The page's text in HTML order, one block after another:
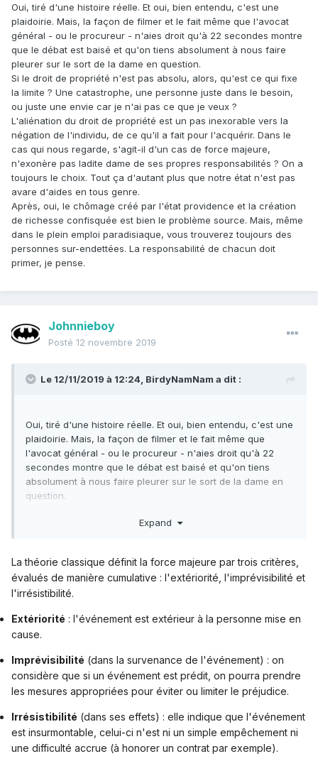
reconnu dans ces circonstances). Mais je ne vois pas en
quoi la morale de l'histoire serait donnée par un avocat qui
est forcément partial car il se doit de défendre sa cliente.
Toujours est-il que cela ne veut pas dire que le droit de
propriété n'existe pas. Simplement qu'il n'est pas absolu. Je
peux très bien enfoncer la porte de ta maison si une
catastrophe naturelle imprévue m'oblige à trouver un
refuge.
Oui, tiré d'une histoire réelle. Et oui, bien entendu, c'est une
plaidoirie. Mais, la façon de filmer et le fait même que l'avocat
général - ou le procureur - n'aies droit qu'à 22 secondes montre
que le débat est baisé et qu'on tiens absolument à nous faire
pleurer sur le sort de la dame en question.
Si le droit de propriété n'est pas absolu, alors, qu'est ce qui fixe
la limite ? Une catastrophe, une personne juste dans le besoin,
ou juste une envie car je n'ai pas ce que je veux ?
L'aliénation du droit de propriété est un pas inexorable vers la
négation de l'individu, de ce qu'il a fait pour l'acquérir. Dans le
cas qui nous regarde, s'agit-il d'un cas de force majeure,
n'exonère pas ladite dame de ses propres responsabilités ? On a
toujours le choix. Tout ça d'autant plus que notre état n'est pas
avare d'aides en tous genre.
Après, oui, le chômage créé par l'état providence et la création
de richesse confisquée est bien le problème source. Mais, même
dans le plein emploi paradisiaque, vous trouverez toujours des
personnes sur-endettées. La responsabilité de chacun doit
primer, je pense.
Johnnieboy
Posté 12 novembre 2019
Le 12/11/2019 à 12:24, BirdyNamNam a dit :
Oui, tiré d'une histoire réelle. Et oui, bien entendu, c'est une
plaidoirie. Mais, la façon de filmer et le fait même que
l'avocat général - ou le procureur - n'aies droit qu'à 22
secondes montre que le débat est baisé et qu'on tiens
absolument à nous faire pleurer sur le sort de la dame en
question.
Une catastrophe, une personne juste
L'aliénation du droit de propriété est un pas inexorable vers
la négation de l'individu, de ce qu'il a fait pour l'acquérir.
Dans le cas qui nous regarde, s'agit-il d'un cas de force
responsabilités ? On a toujours le choix. Tout ça d'autant
plus que notre état n'est pas avare d'aides en tous genre.
création de richesse confisquée est bien le problème
source. Mais, même dans le plein emploi paradisiaque, vous
trouverez toujours des personnes sur-endettées. La
Expand
La théorie classique définit la force majeure par trois critères,
évalués de manière cumulative : l'extériorité, l'imprévisibilité et
l'irrésistibilité.
Extériorité : l'événement est extérieur à la personne mise en
cause.
Imprévisibilité (dans la survenance de l'événement) : on
considère que si un événement est prédit, on pourra prendre
les mesures appropriées pour éviter ou limiter le préjudice.
Irrésistibilité (dans ses effets) : elle indique que l'événement
est insurmontable, celui-ci n'est ni un simple empêchement ni
une difficulté accrue (à honorer un contrat par exemple).